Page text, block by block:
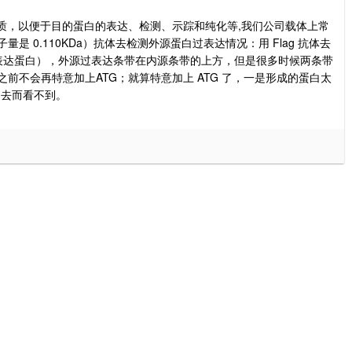
以便于目的蛋白的表达、检测、示踪和纯化等,我们公司载体上常
量是 0.110KDa）抗体去检测外源蛋白过表达情况：用 Flag 抗体去
达蛋白），外源过表达条带在内源条带的上方，但是很多时候两条带
前不会再特意加上ATG ；就算特意加上 ATG 了，一是形成的蛋白太
而看不到。